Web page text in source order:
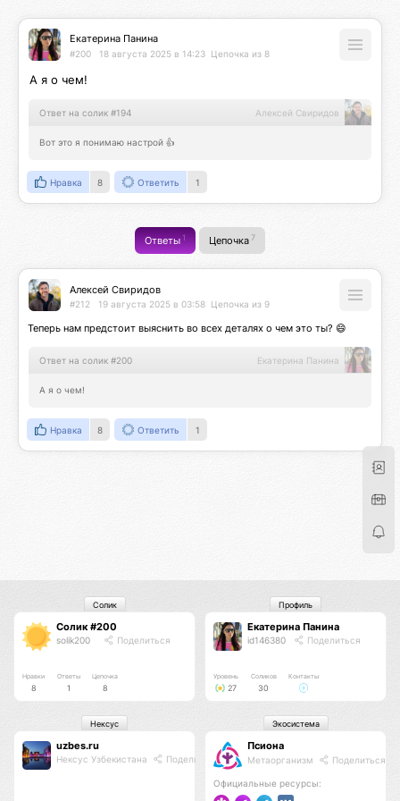
Екатерина Панина
#200 18 августа 2025 в 14:23 Цепочка из 8
А я о чем!
Ответ на солик #194 Алексей Свиридов
Вот это я понимаю настрой 👍
Нравка 8 Ответить 1
Ответы1 Цепочка 7
Алексей Свиридов
#212 19 августа 2025 в 03:58 Цепочка из 9
Теперь нам предстоит выяснить во всех деталях о чем это ты? 😄
Ответ на солик #200 Екатерина Панина
А я о чем!
Нравка 8 Ответить 1
Солик #200
solik200 Поделиться
Нравки
8
Ответы
1
Цепочка
8
Солик
Екатерина Панина
id146380 Поделиться
Уровень
27
Соликов
30
Контакты
Профиль
uzbes.ru
Нексус Узбекистана Поделиться
Нексус
Псиона
Метаорганизм Поделиться
Официальные ресурсы:
Экосистема